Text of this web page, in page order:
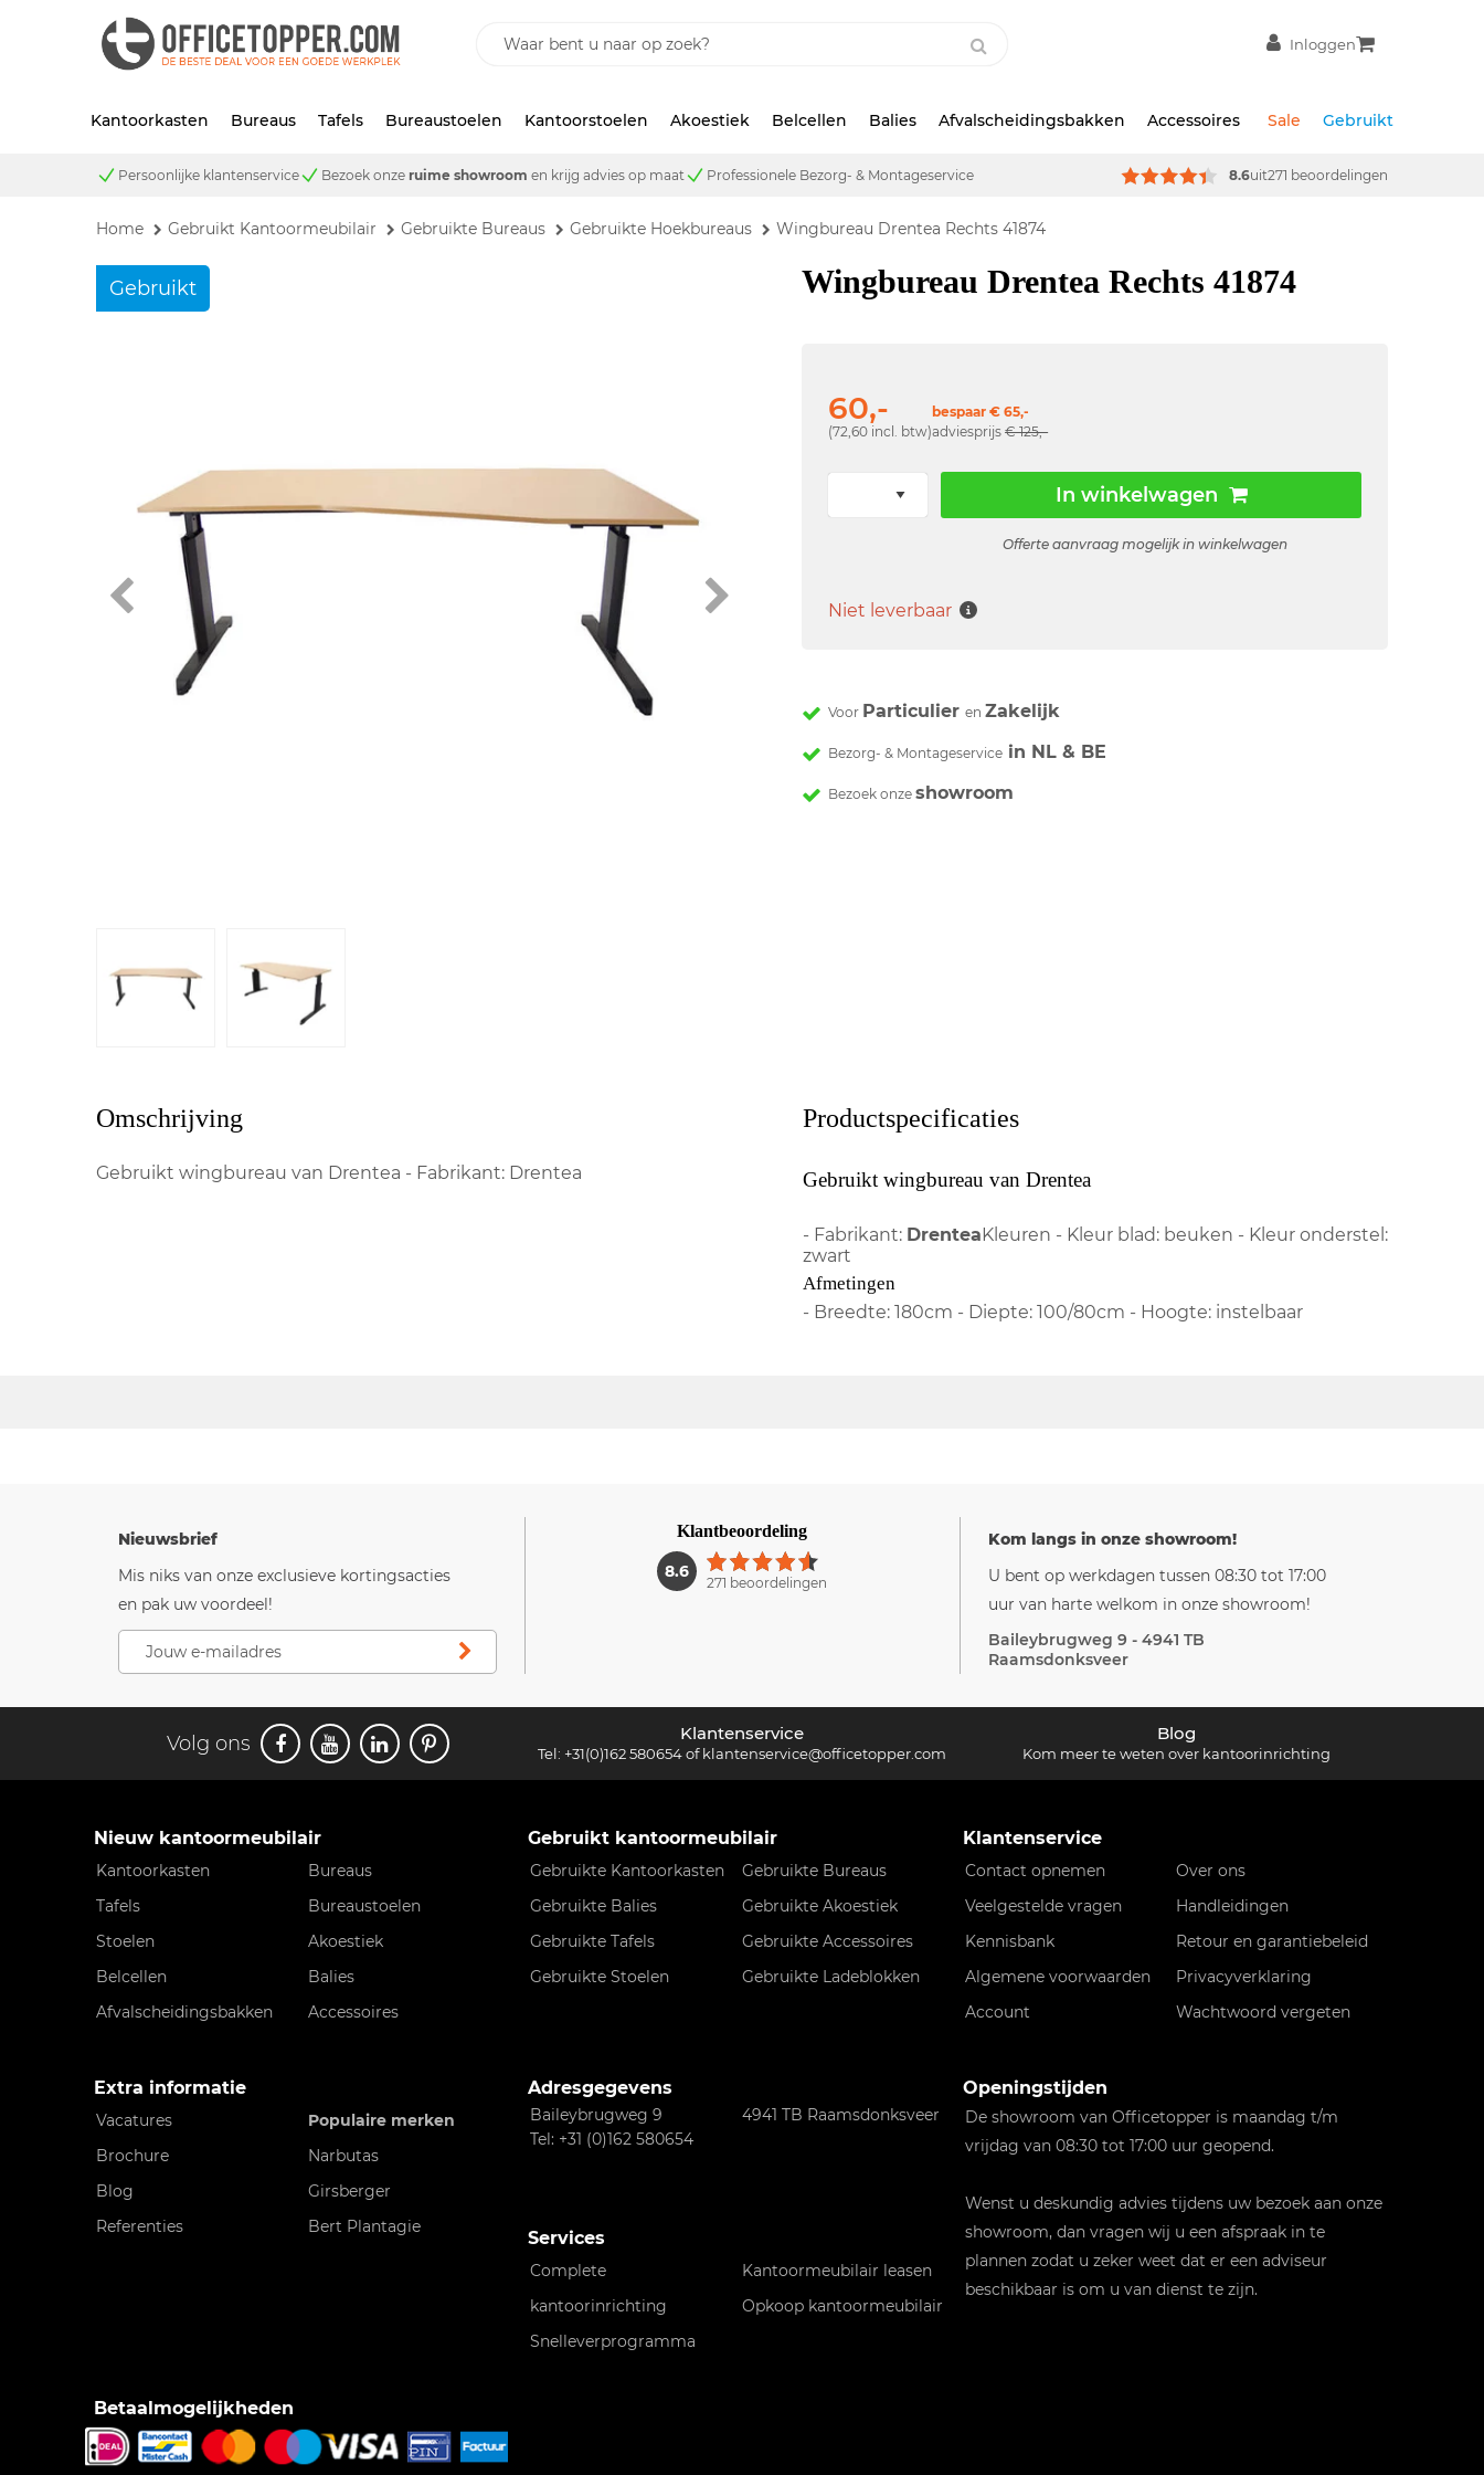
Inloggen
Kantoorkasten Bureaus Tafels Bureaustoelen Kantoorstoelen Akoestiek Belcellen Balies Afvalscheidingsbakken Accessoires Sale Gebruikt
Persoonlijke klantenservice Bezoek onze ruime showroom en krijg advies op maat Professionele Bezorg- & Montageservice 8.6uit271 beoordelingen
Home Gebruikt Kantoormeubilair Gebruikte Bureaus Gebruikte Hoekbureaus Wingbureau Drentea Rechts 41874
Gebruikt Wingbureau Drentea Rechts 41874
60,-
(72,60 incl. btw)
bespaar € 65,-
adviesprijs€ 125,-
In winkelwagen
Offerte aanvraag mogelijk in winkelwagen
Niet leverbaar
Voor ParticulierenZakelijk
Bezorg- & Montageservice in NL & BE
Bezoek onzeshowroom
Omschrijving
Gebruikt wingbureau van Drentea - Fabrikant: Drentea
Productspecificaties
Gebruikt wingbureau van Drentea
- Fabrikant: Drentea Kleuren - Kleur blad: beuken - Kleur onderstel:
zwart
Afmetingen
- Breedte: 180cm - Diepte: 100/80cm - Hoogte: instelbaar
Nieuwsbrief
Mis niks van onze exclusieve kortingsacties
en pak uw voordeel!
Klantbeoordeling
8.6 1
271 beoordelingen
Kom langs in onze showroom!
U bent op werkdagen tussen 08:30 tot 17:00
uur van harte welkom in onze showroom!
Baileybrugweg 9 - 4941 TB
Raamsdonksveer
Volg ons Klantenservice
Tel: +31(0)162 580654ofklantenservice@officetopper.com
Blog
Kom meer te weten over kantoorinrichting
Nieuw kantoormeubilair
Kantoorkasten
Bureaus
Tafels
Bureaustoelen
Stoelen
Akoestiek
Belcellen
Balies
Afvalscheidingsbakken
Accessoires
Extra informatie
Vacatures
Populaire merken
Brochure
Narbutas
Blog
Girsberger
Referenties
Bert Plantagie
Betaalmogelijkheden
Gebruikt kantoormeubilair
Gebruikte Kantoorkasten
Gebruikte Bureaus
Gebruikte Balies
Gebruikte Akoestiek
Gebruikte Tafels
Gebruikte Accessoires
Gebruikte Stoelen
Gebruikte Ladeblokken
Adresgegevens
Baileybrugweg 9
4941 TB Raamsdonksveer
Tel: +31 (0)162 580654
Services
Complete
kantoorinrichting
Kantoormeubilair leasen
Opkoop kantoormeubilair
Snelleverprogramma
Klantenservice
Contact opnemen
Over ons
Veelgestelde vragen
Handleidingen
Kennisbank
Retour en garantiebeleid
Algemene voorwaarden
Privacyverklaring
Account
Wachtwoord vergeten
Openingstijden
De showroom van Officetopper is maandag t/m
vrijdag van 08:30 tot 17:00 uur geopend.
Wenst u deskundig advies tijdens uw bezoek aan onze
showroom, dan vragen wij u een afspraak in te
plannen zodat u zeker weet dat er een adviseur
beschikbaar is om u van dienst te zijn.